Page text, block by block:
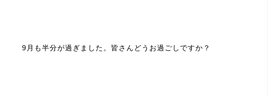
9月も半分が過ぎました。皆さんどうお過ごしですか？